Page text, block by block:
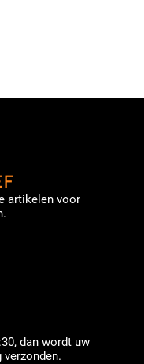
artikelen voor
dan wordt uw
verzonden.